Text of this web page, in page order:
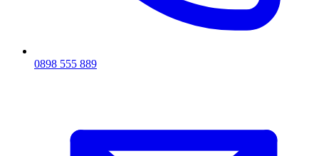
0898 555 889